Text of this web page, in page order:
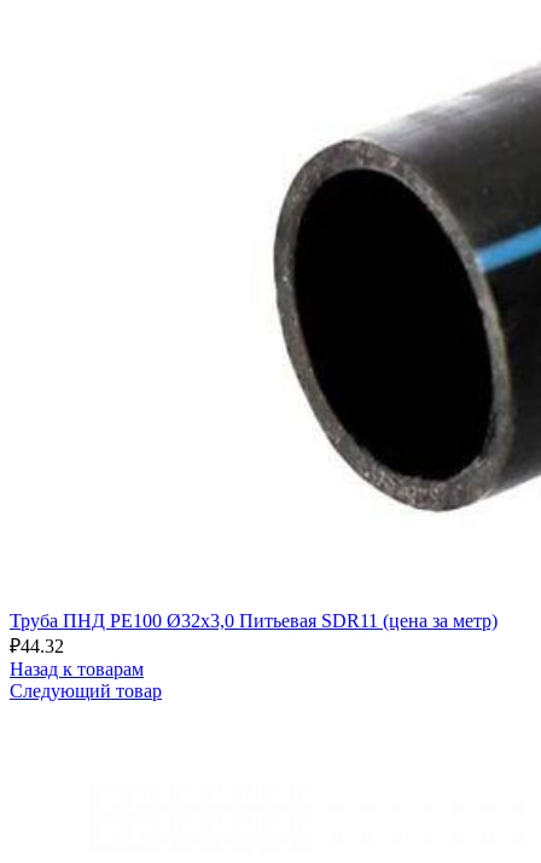
Труба ПНД РЕ100 Ø32x3,0 Питьевая SDR11 (цена за метр)
₽44.32
Назад к товарам
Следующий товар